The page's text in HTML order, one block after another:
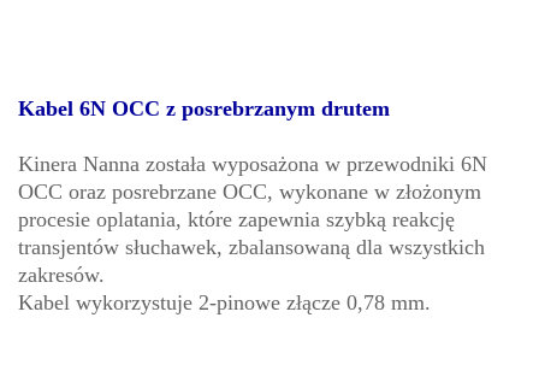
Kabel 6N OCC z posrebrzanym drutem
Kinera Nanna została wyposażona w przewodniki 6N
OCC oraz posrebrzane OCC, wykonane w złożonym
procesie oplatania, które zapewnia szybką reakcję
transjentów słuchawek, zbalansowaną dla wszystkich
zakresów.
Kabel wykorzystuje 2-pinowe złącze 0,78 mm.